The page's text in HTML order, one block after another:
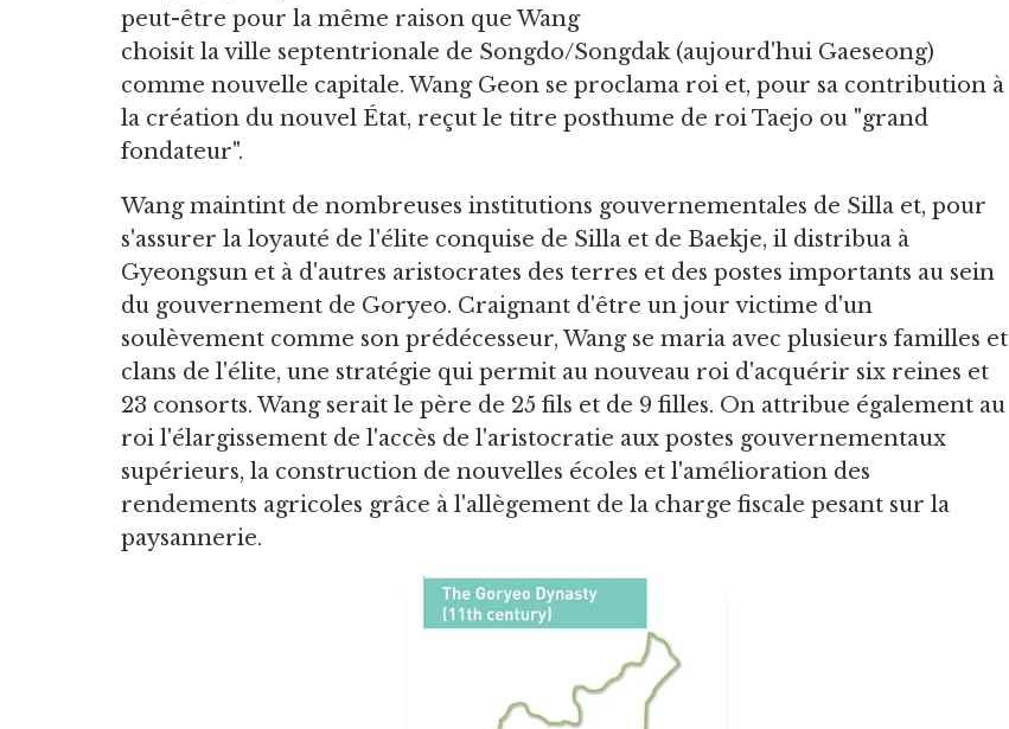
peut-être pour la même raison que Wang
choisit la ville septentrionale de Songdo/Songdak (aujourd'hui Gaeseong)
comme nouvelle capitale. Wang Geon se proclama roi et, pour sa contribution à
la création du nouvel État, reçut le titre posthume de roi Taejo ou "grand
fondateur".
Wang maintint de nombreuses institutions gouvernementales de Silla et, pour
s'assurer la loyauté de l'élite conquise de Silla et de Baekje, il distribua à
Gyeongsun et à d'autres aristocrates des terres et des postes importants au sein
du gouvernement de Goryeo. Craignant d'être un jour victime d'un
soulèvement comme son prédécesseur, Wang se maria avec plusieurs familles et
clans de l'élite, une stratégie qui permit au nouveau roi d'acquérir six reines et
23 consorts. Wang serait le père de 25 fils et de 9 filles. On attribue également au
roi l'élargissement de l'accès de l'aristocratie aux postes gouvernementaux
supérieurs, la construction de nouvelles écoles et l'amélioration des
rendements agricoles grâce à l'allègement de la charge fiscale pesant sur la
paysannerie.